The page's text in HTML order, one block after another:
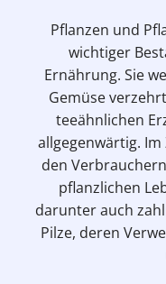
Pflanzen und
wichtiger
Ernährung. Sie
Gemüse
teeähnlichen
allgegenwärtig.
den
pflanzlichen
darunter auch
Pilze, deren